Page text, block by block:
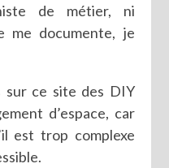
de métier, ni
me documente, je
sur ce site des DIY
d’espace, car
est trop complexe